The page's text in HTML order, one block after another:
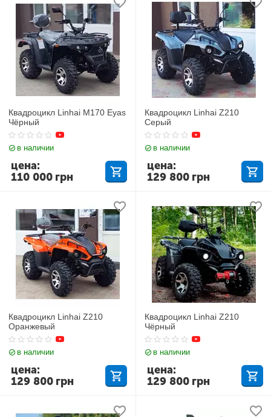
Квадроцикл Linhai M170 Eyas
Чёрный
в наличии
110 000 грн
цена:
Квадроцикл Linhai Z210
Серый
в наличии
129 800 грн
цена:
Квадроцикл Linhai Z210
Оранжевый
в наличии
129 800 грн
цена:
Квадроцикл Linhai Z210
Чёрный
в наличии
129 800 грн
цена: